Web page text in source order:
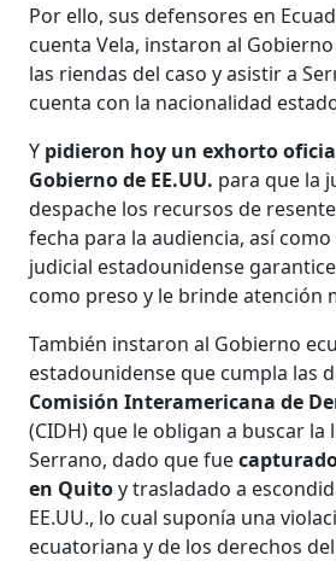
Por ello, sus defensores en
cuenta Vela, instaron al
las riendas del caso y asistir a
cuenta con la nacionalidad
Y pidieron hoy un exhorto
Gobierno de EE.UU. para que la
despache los recursos de
fecha para la audiencia, así
judicial estadounidense
como preso y le brinde atención
También instaron al Gobierno
estadounidense que cumpla las
Comisión Interamericana de
(CIDH) que le obligan a buscar la
Serrano, dado que fue
en Quitoy trasladado a
EE.UU., lo cual suponía una
ecuatoriana y de los derechos